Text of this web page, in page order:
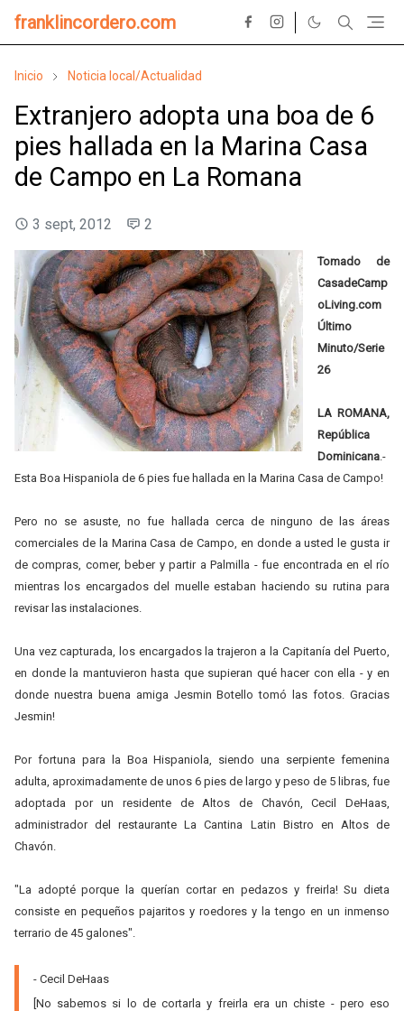
franklincordero.com
Inicio Noticia local/Actualidad
Extranjero adopta una boa de 6
pies hallada en la Marina Casa
de Campo en La Romana
3 sept, 2012 2
Tomado de
CasadeCamp
oLiving.com
Último
Minuto/Serie
26
LA ROMANA,
República
Dominicana.-
Esta Boa Hispaniola de 6 pies fue hallada en la Marina Casa de Campo!
Pero no se asuste, no fue hallada cerca de ninguno de las áreas
comerciales de la Marina Casa de Campo, en donde a usted le gusta ir
de compras, comer, beber y partir a Palmilla - fue encontrada en el río
mientras los encargados del muelle estaban haciendo su rutina para
revisar las instalaciones.
Una vez capturada, los encargados la trajeron a la Capitanía del Puerto,
en donde la mantuvieron hasta que supieran qué hacer con ella - y en
donde nuestra buena amiga Jesmin Botello tomó las fotos. Gracias
Jesmin!
Por fortuna para la Boa Hispaniola, siendo una serpiente femenina
adulta, aproximadamente de unos 6 pies de largo y peso de 5 libras, fue
adoptada por un residente de Altos de Chavón, Cecil DeHaas,
administrador del restaurante La Cantina Latin Bistro en Altos de
Chavón.
"La adopté porque la querían cortar en pedazos y freirla! Su dieta
consiste en pequeños pajaritos y roedores y la tengo en un inmenso
terrario de 45 galones".
- Cecil DeHaas
[No sabemos si lo de cortarla y freirla era un chiste - pero eso